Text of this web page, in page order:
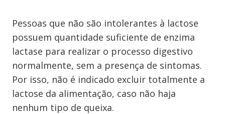
Pessoas que não são intolerantes à lactose
possuem quantidade suficiente de enzima
lactase para realizar o processo digestivo
normalmente, sem a presença de sintomas.
Por isso, não é indicado excluir totalmente a
lactose da alimentação, caso não haja
nenhum tipo de queixa.